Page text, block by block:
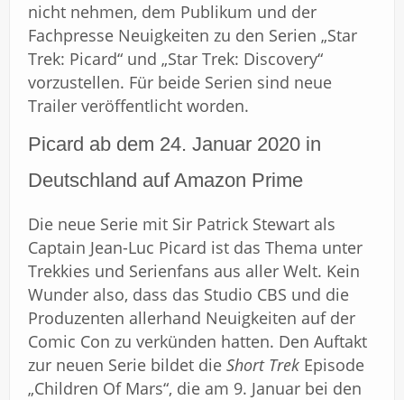
nicht nehmen, dem Publikum und der
Fachpresse Neuigkeiten zu den Serien „Star
Trek: Picard“ und „Star Trek: Discovery“
vorzustellen. Für beide Serien sind neue
Trailer veröffentlicht worden.
Picard ab dem 24. Januar 2020 in
Deutschland auf Amazon Prime
Die neue Serie mit Sir Patrick Stewart als
Captain Jean-Luc Picard ist das Thema unter
Trekkies und Serienfans aus aller Welt. Kein
Wunder also, dass das Studio CBS und die
Produzenten allerhand Neuigkeiten auf der
Comic Con zu verkünden hatten. Den Auftakt
zur neuen Serie bildet die Short Trek Episode
„Children Of Mars“, die am 9. Januar bei den